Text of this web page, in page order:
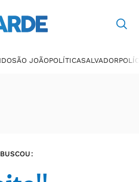
SÃO JOÃOPOLÍTICASALVADOR